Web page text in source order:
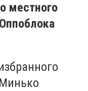
местного